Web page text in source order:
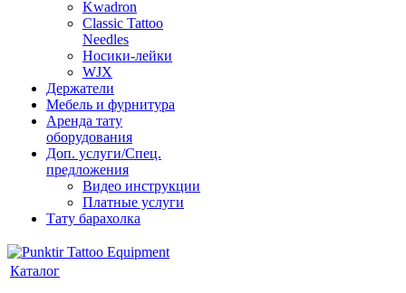
Kwadron
Classic Tattoo
Needles
Носики-лейки
WJX
Держатели
Мебель и фурнитура
Аренда тату
оборудования
Доп. услуги/Спец.
предложения
Видео инструкции
Платные услуги
Тату барахолка
Каталог